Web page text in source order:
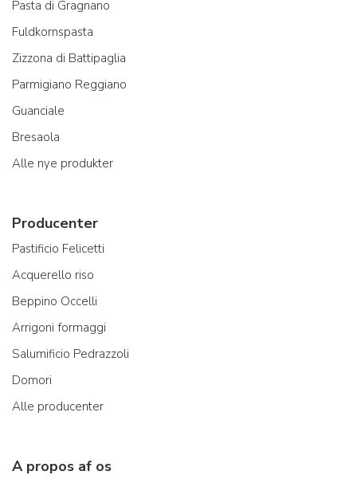
Pasta di Gragnano
Fuldkornspasta
Zizzona di Battipaglia
Parmigiano Reggiano
Guanciale
Bresaola
Alle nye produkter
Producenter
Pastificio Felicetti
Acquerello riso
Beppino Occelli
Arrigoni formaggi
Salumificio Pedrazzoli
Domori
Alle producenter
A propos af os